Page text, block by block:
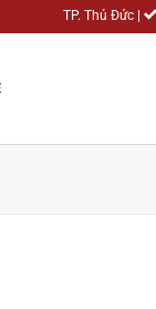
TP. Thủ Đức |